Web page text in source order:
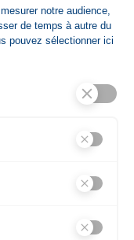
notre audience,
de temps à autre du
pouvez sélectionner ici